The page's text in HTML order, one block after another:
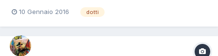
10 Gennaio 2016
dotti